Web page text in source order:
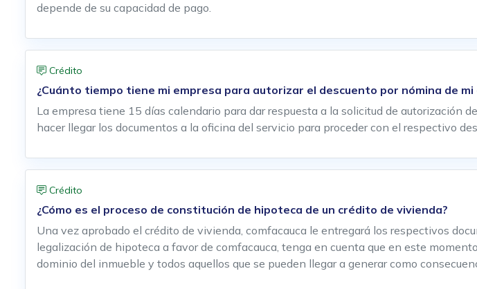
depende de su capacidad de pago.
Crédito
¿Cuánto tiempo tiene mi empresa para autorizar el descuento por nómina de
La empresa tiene 15 días calendario para dar respuesta a la solicitud de autorización
hacer llegar los documentos a la oficina del servicio para proceder con el respectivo
Crédito
¿Cómo es el proceso de constitución de hipoteca de un crédito de vivienda?
Una vez aprobado el crédito de vivienda, comfacauca le entregará los respectivos
legalización de hipoteca a favor de comfacauca, tenga en cuenta que en este
dominio del inmueble y todos aquellos que se pueden llegar a generar como